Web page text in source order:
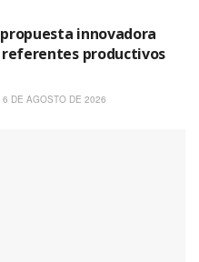
innovadora
productivos
6 DE AGOSTO DE 2026